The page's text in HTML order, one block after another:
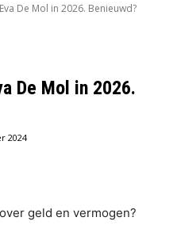
De Mol in 2026. Benieuwd?
De Mol in 2026.
2024
geld en vermogen?